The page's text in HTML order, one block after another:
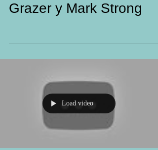
Grazer y Mark Strong
Load video